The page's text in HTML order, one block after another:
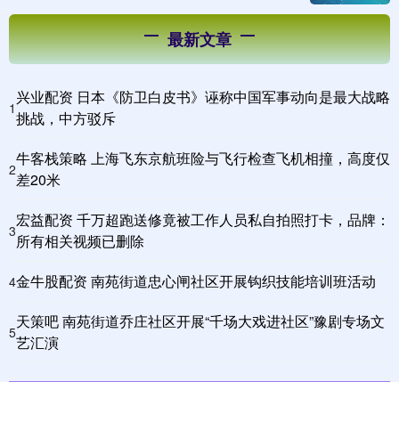
最新文章
1
兴业配资 日本《防卫白皮书》诬称中国军事动向是最大战略
挑战，中方驳斥
2
牛客栈策略 上海飞东京航班险与飞行检查飞机相撞，高度仅
差20米
3
宏益配资 千万超跑送修竟被工作人员私自拍照打卡，品牌：
所有相关视频已删除
4金牛股配资 南苑街道忠心闸社区开展钩织技能培训班活动
5
天策吧 南苑街道乔庄社区开展“千场大戏进社区”豫剧专场文
艺汇演